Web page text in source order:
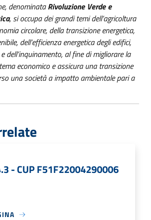
denominataRivoluzione Verde e
, si occupa dei grandi temi dell’agricoltura
circolare, della transizione energetica,
dell’efficienza energetica degli edifici,
dell’inquinamento, al fine di migliorare la
economico e assicura una transizione
una società a impatto ambientale pari a
- CUP F51F22004290006